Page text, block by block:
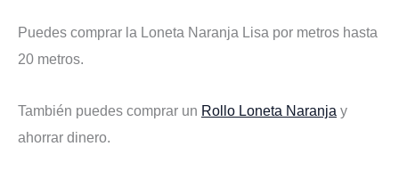
Puedes comprar la Loneta Naranja Lisa por metros hasta
20 metros.
También puedes comprar un Rollo Loneta Naranja y
ahorrar dinero.